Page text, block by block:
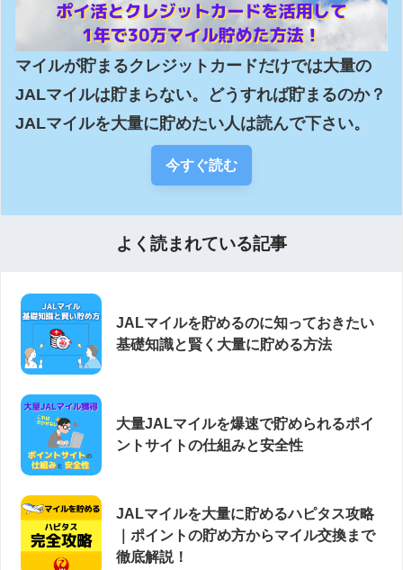
マイルが貯まるクレジットカードだけでは大量の
JALマイルは貯まらない。どうすれば貯まるのか？
JALマイルを大量に貯めたい人は読んで下さい。
今すぐ読む
よく読まれている記事
JALマイルを貯めるのに知っておきたい
基礎知識と賢く大量に貯める方法
大量JALマイルを爆速で貯められるポイ
ントサイトの仕組みと安全性
JALマイルを大量に貯めるハピタス攻略
｜ポイントの貯め方からマイル交換まで
徹底解説！